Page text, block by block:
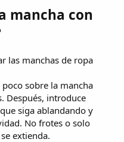
mancha con
las manchas de ropa
sobre la mancha
Después, introduce
siga ablandando y
No frotes o solo
extienda.